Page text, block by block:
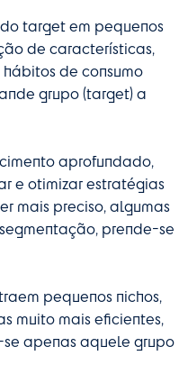
target em pequenos
de características,
de consumo
grupo (target) a
aprofundado,
e otimizar estratégias
mais preciso, algumas
prende-se
pequenos nichos,
muito mais eficientes,
apenas aquele grupo